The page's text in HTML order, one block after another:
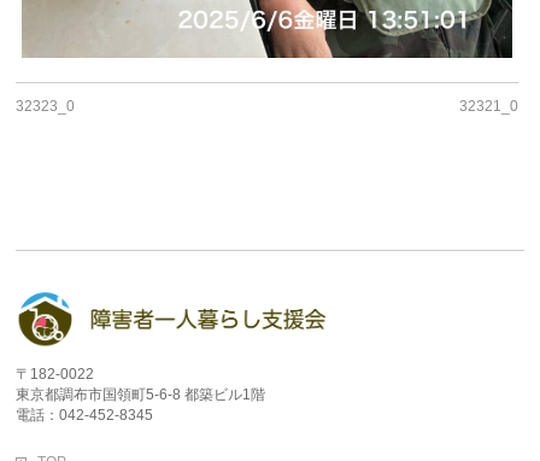
32323_0 32321_0
〒182-0022
東京都調布市国領町5-6-8 都築ビル1階
電話：042-452-8345